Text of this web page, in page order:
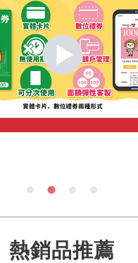
熱銷品推薦